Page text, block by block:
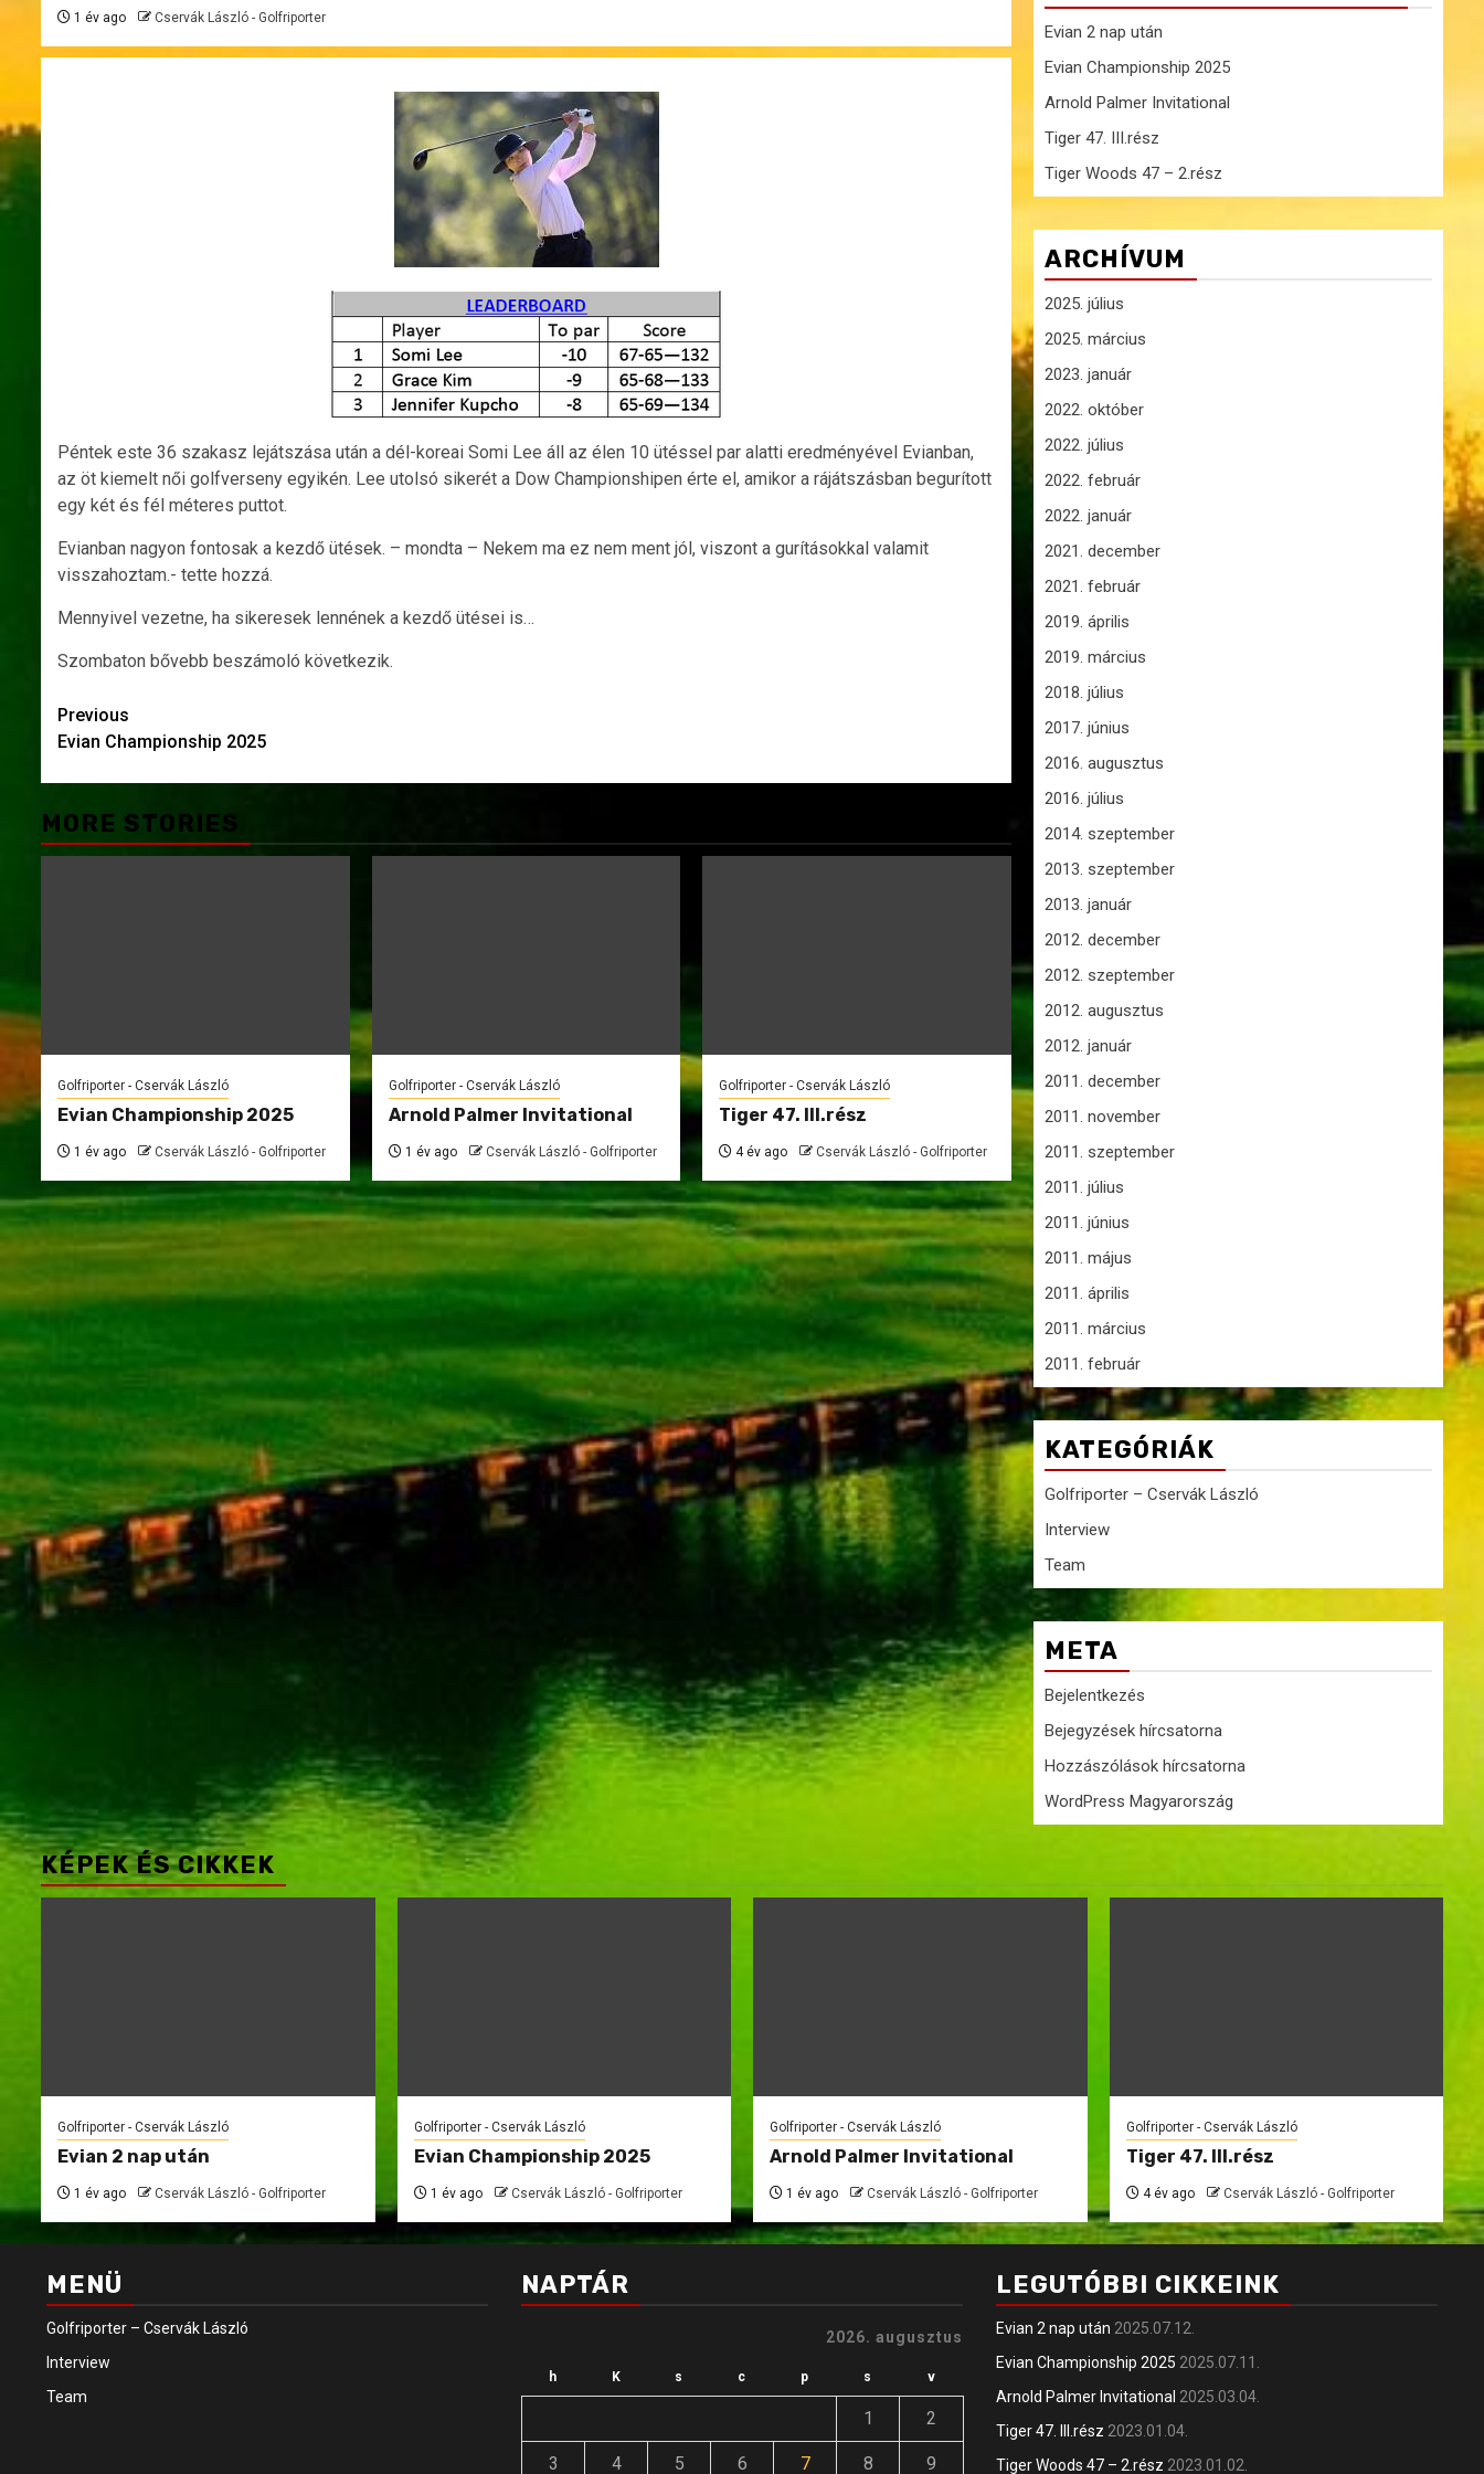
1 év ago Cservák László - Golfriporter
Péntek este 36 szakasz lejátszása után a dél-koreai Somi Lee áll az élen 10 ütéssel par alatti eredményével Evianban,
az öt kiemelt női golfverseny egyikén. Lee utolsó sikerét a Dow Championshipen érte el, amikor a rájátszásban begurított
egy két és fél méteres puttot.
Evianban nagyon fontosak a kezdő ütések. – mondta – Nekem ma ez nem ment jól, viszont a gurításokkal valamit
visszahoztam.- tette hozzá.
Mennyivel vezetne, ha sikeresek lennének a kezdő ütései is…
Szombaton bővebb beszámoló következik.
Post
navigation
Previous
Evian Championship 2025
MORE STORIES
Golfriporter - Cservák László
Evian Championship 2025
1 év ago Cservák László - Golfriporter
Golfriporter - Cservák László
Arnold Palmer Invitational
1 év ago Cservák László - Golfriporter
Golfriporter - Cservák László
Tiger 47. III.rész
4 év ago Cservák László - Golfriporter
Evian 2 nap után
Evian Championship 2025
Arnold Palmer Invitational
Tiger 47. III.rész
Tiger Woods 47 – 2.rész
ARCHÍVUM
2025. július
2025. március
2023. január
2022. október
2022. július
2022. február
2022. január
2021. december
2021. február
2019. április
2019. március
2018. július
2017. június
2016. augusztus
2016. július
2014. szeptember
2013. szeptember
2013. január
2012. december
2012. szeptember
2012. augusztus
2012. január
2011. december
2011. november
2011. szeptember
2011. július
2011. június
2011. május
2011. április
2011. március
2011. február
KATEGÓRIÁK
Golfriporter – Cservák László
Interview
Team
META
Bejelentkezés
Bejegyzések hírcsatorna
Hozzászólások hírcsatorna
WordPress Magyarország
KÉPEK ÉS CIKKEK
Golfriporter - Cservák László
Evian 2 nap után
1 év ago Cservák László - Golfriporter
Golfriporter - Cservák László
Evian Championship 2025
1 év ago Cservák László - Golfriporter
Golfriporter - Cservák László
Arnold Palmer Invitational
1 év ago Cservák László - Golfriporter
Golfriporter - Cservák László
Tiger 47. III.rész
4 év ago Cservák László - Golfriporter
MENÜ
Golfriporter – Cservák László
Interview
Team
NAPTÁR
2026. augusztus
h K s c p s v
1 2
3 4 5 6 7 8 9
LEGUTÓBBI CIKKEINK
Evian 2 nap után 2025.07.12.
Evian Championship 2025 2025.07.11.
Arnold Palmer Invitational 2025.03.04.
Tiger 47. III.rész 2023.01.04.
Tiger Woods 47 – 2.rész 2023.01.02.